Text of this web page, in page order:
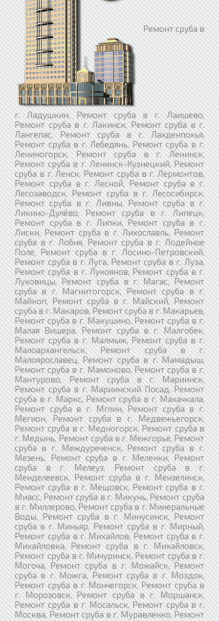
Ремонт сруба в г. Ладушкин, Ремонт сруба в г. Лаишево, Ремонт сруба в г. Лакинск, Ремонт сруба в г. Лангепас, Ремонт сруба в г. Лахденпохья, Ремонт сруба в г. Лебедянь, Ремонт сруба в г. Лениногорск, Ремонт сруба в г. Ленинск, Ремонт сруба в г. Ленинск-Кузнецкий, Ремонт сруба в г. Ленск, Ремонт сруба в г. Лермонтов, Ремонт сруба в г. Лесной, Ремонт сруба в г. Лесозаводск, Ремонт сруба в г. Лесосибирск, Ремонт сруба в г. Ливны, Ремонт сруба в г. Ликино-Дулёво, Ремонт сруба в г. Липецк, Ремонт сруба в г. Липки, Ремонт сруба в г. Лиски, Ремонт сруба в г. Лихославль, Ремонт сруба в г. Лобня, Ремонт сруба в г. Лодейное Поле, Ремонт сруба в г. Лосино-Петровский, Ремонт сруба в г. Луга, Ремонт сруба в г. Луза, Ремонт сруба в г. Лукоянов, Ремонт сруба в г. Луховицы, Ремонт сруба в г. Магас, Ремонт сруба в г. Магнитогорск, Ремонт сруба в г. Майкоп, Ремонт сруба в г. Майский, Ремонт сруба в г. Макаров, Ремонт сруба в г. Макарьев, Ремонт сруба в г. Макушино, Ремонт сруба в г. Малая Вишера, Ремонт сруба в г. Малгобек, Ремонт сруба в г. Малмыж, Ремонт сруба в г. Малоархангельск, Ремонт сруба в г. Малоярославец, Ремонт сруба в г. Мамадыш, Ремонт сруба в г. Мамоново, Ремонт сруба в г. Мантурово, Ремонт сруба в г. Мариинск, Ремонт сруба в г. Мариинский Посад, Ремонт сруба в г. Маркс, Ремонт сруба в г. Махачкала, Ремонт сруба в г. Мглин, Ремонт сруба в г. Мегион, Ремонт сруба в г. Медвежьегорск, Ремонт сруба в г. Медногорск, Ремонт сруба в г. Медынь, Ремонт сруба в г. Межгорье, Ремонт сруба в г. Междуреченск, Ремонт сруба в г. Мезень, Ремонт сруба в г. Меленки, Ремонт сруба в г. Мелеуз, Ремонт сруба в г. Менделеевск, Ремонт сруба в г. Мензелинск, Ремонт сруба в г. Мещовск, Ремонт сруба в г. Миасс, Ремонт сруба в г. Микунь, Ремонт сруба в г. Миллерово, Ремонт сруба в г. Минеральные Воды, Ремонт сруба в г. Минусинск, Ремонт сруба в г. Миньяр, Ремонт сруба в г. Мирный, Ремонт сруба в г. Михайлов, Ремонт сруба в г. Михайловка, Ремонт сруба в г. Михайловск, Ремонт сруба в г. Мичуринск, Ремонт сруба в г. Могоча, Ремонт сруба в г. Можайск, Ремонт сруба в г. Можга, Ремонт сруба в г. Моздок, Ремонт сруба в г. Мончегорск, Ремонт сруба в г. Морозовск, Ремонт сруба в г. Моршанск, Ремонт сруба в г. Мосальск, Ремонт сруба в г. Москва, Ремонт сруба в г. Муравленко, Ремонт сруба в г. Мураши, Ремонт сруба в г. Мурманск, Ремонт сруба в г. Муром, Ремонт сруба в г. Мценск, Ремонт сруба в г. Мыски, Ремонт сруба в г. Мытищи, Ремонт сруба в г. Мышкин, Ремонт сруба в г. Набережные Челны, Ремонт сруба в г. Навашино, Ремонт сруба в г. Наволоки, Ремонт сруба в г. Надым, Ремонт сруба в г. Назарово, Ремонт сруба в г. Назрань, Ремонт сруба в г. Называевск, Ремонт сруба в г. Нальчик, Ремонт сруба в г. Нестеров, Ремонт сруба в г. Нефтегорск, Ремонт сруба в г. Нефтекамск, Ремонт сруба в г. Нефтекумск, Ремонт сруба в г. Нефтеюганск, Ремонт сруба в г. Нея, Ремонт сруба в г. Нижневартовск, Ремонт сруба в г. Нижнекамск, Ремонт сруба в г. Нижнеудинск, Ремонт сруба в г. Нижние Серги, Ремонт сруба в г. Нижний Ломов, Ремонт сруба в г. Нижний Новгород, Ремонт сруба в г. Новокубанск, Ремонт сруба в г. Новокузнецк, Ремонт сруба в г. Новокуйбышевск, Ремонт сруба в г. Новомичуринск, Ремонт сруба в г. Новомосковск, Ремонт сруба в г. Новопавловск, Ремонт сруба в г. Новоржев, Ремонт сруба в г. Новороссийск, Ремонт сруба в г. Новосибирск, Ремонт сруба в г. Новосиль, Ремонт сруба в г. Новосокольники, Ремонт сруба в г. Новотроицк, Ремонт сруба в г. Новоузенск, Ремонт сруба в г. Новоульяновск, Ремонт сруба в г. Нюрба, Ремонт сруба в г. Нягань, Ремонт сруба в г. Нязепетровск, Ремонт сруба в г. Няндома, Ремонт сруба в г. Облучье, Ремонт сруба в г. Обнинск, Ремонт сруба в г. Обоянь, Ремонт сруба в г. Обь, Ремонт сруба в г. Одинцово, Ремонт сруба в г. Озёрск, Ремонт сруба в г. Озёры, Ремонт сруба в г. Октябрьск, Ремонт сруба в г. Октябрьский, Ремонт сруба в г. Окуловка, Ремонт сруба в г. Олёкминск, Ремонт сруба в г. Оленегорск, Ремонт сруба в г. Олонец, Ремонт сруба в г. Омск, Ремонт сруба в г. Омутнинск, Ремонт сруба в г. Онега, Ремонт сруба в г. Опочка, Ремонт сруба в г. Орёл, Ремонт сруба в г. Оренбург, Ремонт сруба в г. Орехово-Зуево, Ремонт сруба в г. Орлов, Ремонт сруба в г. Орск, Ремонт сруба в г. Оса, Ремонт сруба в г. Осинники, Ремонт сруба в г. Осташков, Ремонт сруба в г. Остров, Ремонт сруба в г. Островной, Ремонт сруба в г. Острогожск, Ремонт сруба в г. Отрадное, Ремонт сруба в г. Отрадный, Ремонт сруба в г. Оха, Ремонт сруба в г. Оханск, Ремонт сруба в г. Очёр, Ремонт сруба в г. Павлово, Ремонт сруба в г. Павловск, Ремонт сруба в г. Павловский Посад, Ремонт сруба в г. Палласовка, Ремонт сруба в г. Партизанск, Ремонт сруба в г. Певек, Ремонт сруба в г. Пенза, Ремонт сруба в г. Петухово, Ремонт сруба в г. Петушки, Ремонт сруба в г. Печора, Ремонт сруба в г. Печоры, Ремонт сруба в г. Пикалёво, Ремонт сруба в г. Пионерский, Ремонт сруба в г. Питкяранта, Ремонт сруба в г. Плавск, Ремонт сруба в г. Пласт, Ремонт сруба в г. Плёс, Ремонт сруба в г. Поворино, Ремонт сруба в г. Подольск, Ремонт сруба в г. Подпорожье, Ремонт сруба в г. Покачи, Ремонт сруба в г. Покров, Ремонт сруба в г. Покровск, Ремонт сруба в г. Полевской, Ремонт сруба в г. Полесск, Ремонт сруба в г. Полысаево, Ремонт сруба в г. Полярные Зори, Ремонт сруба в г. Полярный, Ремонт сруба в г. Поронайск, Ремонт сруба в г. Порхов, Ремонт сруба в г. Похвистнево, Ремонт сруба в г. Почеп, Ремонт сруба в г. Починок, Ремонт сруба в г. Пошехонье, Ремонт сруба в г. Правдинск, Ремонт сруба в г. Приволжск, Ремонт сруба в г. Приморск, Ремонт сруба в г. Приморско-Ахтарск, Ремонт сруба в г. Приозерск, Ремонт сруба в г. Прокопьевск, Ремонт сруба в г. Пролетарск, Ремонт сруба в г. Протвино, Ремонт сруба в г. Прохладный, Ремонт сруба в г. Псков, Ремонт сруба в г. Пугачёв, Ремонт сруба в г. Пудож, Ремонт сруба в г. Пустошка, Ремонт сруба в г. Пучеж, Ремонт сруба в г. Пушкино, Ремонт сруба в г. Пущино, Ремонт сруба в г. Пыталово, Ремонт сруба в г. Пыть-Ях, Ремонт сруба в г. Пятигорск, Ремонт сруба в г. Радужный, Ремонт сруба в г. Райчихинск, Ремонт сруба в г. Раменское, Ремонт сруба в г. Рассказово, Ремонт сруба в г. Ревда, Ремонт сруба в г. Реж, Ремонт сруба в г. Реутов, Ремонт сруба в г. Ржев, Ремонт сруба в г. Родники, Ремонт сруба в г. Рославль, Ремонт сруба в г. Россошь, Ремонт сруба в г. Ростов, Ремонт сруба в г. Ростов-на-Дону, Ремонт сруба в г. Рошаль, Ремонт сруба в г. Ртищево, Ремонт сруба в г. Рубцовск, Ремонт сруба в г. Рудня, Ремонт сруба в г. Руза, Ремонт сруба в г. Рузаевка, Ремонт сруба в г. Рыбинск, Ремонт сруба в г. Рыбное, Ремонт сруба в г. Рыльск, Ремонт сруба в г. Ряжск, Ремонт сруба в г. Рязань, Ремонт сруба в г. Саки, Ремонт сруба в г. Салават, Ремонт сруба в г. Салаир, Ремонт сруба в г. Салехард, Ремонт сруба в г. Сальск, Ремонт сруба в г. Самара, Ремонт сруба в г. Санкт-Петербург, Ремонт сруба в г. Саранск, Ремонт сруба в г. Сарапул, Ремонт сруба в г. Саратов, Ремонт сруба в г. Саров, Ремонт сруба в г. Сасово, Ремонт сруба в г. Сатка, Ремонт сруба в г. Сафоново, Ремонт сруба в г. Саяногорск, Ремонт сруба в г. Саянск, Ремонт сруба в г. Светлогорск, Ремонт сруба в г. Светлоград, Ремонт сруба в г. Светлый, Ремонт сруба в г. Светогорск, Ремонт сруба в г. Свирск, Ремонт сруба в г. Свободный, Ремонт сруба в г. Себеж, Ремонт сруба в г. Севастополь, Ремонт сруба в г. Северо-Курильск, Ремонт сруба в г. Северобайкальск, Ремонт сруба в г. Северодвинск, Ремонт сруба в г. Североморск, Ремонт сруба в г. Североуральск, Ремонт сруба в г. Северск, Ремонт сруба в г. Севск, Ремонт сруба в г. Сегежа, Ремонт сруба в г. Сельцо, Ремонт сруба в г. Семёнов, Ремонт сруба в г. Семикаракорск, Ремонт сруба в г. Семилуки, Ремонт сруба в г. Сенгилей, Ремонт сруба в г. Серафимович, Ремонт сруба в г. Сергач, Ремонт сруба в г. Сергиев Посад, Ремонт сруба в г. Сердобск, Ремонт сруба в г. Серов, Ремонт сруба в г. Серпухов, Ремонт сруба в г. Сертолово, Ремонт сруба в г. Сибай, Ремонт сруба в г. Сим, Ремонт сруба в г. Симферополь, Ремонт сруба в г. Сковородино, Ремонт сруба в г. Скопин, Ремонт сруба в г. Славгород, Ремонт сруба в г. Славск, Ремонт сруба в г. Славянск-на-Кубани, Ремонт сруба в г. Сланцы, Ремонт сруба в г. Слободской, Ремонт сруба в г. Слюдянка, Ремонт сруба в г. Смоленск, Ремонт сруба в г. Снежинск, Ремонт сруба в г. Снежногорск, Ремонт сруба в г. Собинка, Ремонт сруба в г. Советск, Ремонт сруба в г. Советская Гавань, Ремонт сруба в г. Спас-Клепики, Ремонт сруба в г. Спасск, Ремонт сруба в г. Спасск-Дальний, Ремонт сруба в г. Спасск-Рязанский, Ремонт сруба в г. Среднеколымск, Ремонт сруба в г. Среднеуральск, Ремонт сруба в г. Сретенск, Ремонт сруба в г. Ставрополь, Ремонт сруба в г. Старая Купавна, Ремонт сруба в г. Старая Русса, Ремонт сруба в г. Старица, Ремонт сруба в г. Стародуб, Ремонт сруба в г. Старый Крым, Ремонт сруба в г. Старый Оскол, Ремонт сруба в г. Стерлитамак, Ремонт сруба в г. Стрежевой, Ремонт сруба в г. Строитель, Ремонт сруба в г. Струнино, Ремонт сруба в г. Ступино, Ремонт сруба в г. Суворов, Ремонт сруба в г. Судак, Ремонт сруба в г. Суджа, Ремонт сруба в г. Судогда, Ремонт сруба в г. Суздаль, Ремонт сруба в г. Суоярви, Ремонт сруба в г. Сураж, Ремонт сруба в г. Сургут, Ремонт сруба в г. Суровикино, Ремонт сруба в г. Сурск, Ремонт сруба в г. Сусуман, Ремонт сруба в г. Сухиничи, Ремонт сруба в г. Сухой Лог, Ремонт сруба в г. Сызрань, Ремонт сруба в г. Сыктывкар, Ремонт сруба в г. Сысерть, Ремонт сруба в г. Сычёвка, Ремонт сруба в г. Сясьстрой, Ремонт сруба в г. Тавда, Ремонт сруба в г. Таганрог, Ремонт сруба в г. Тайга, Ремонт сруба в г. Тайшет, Ремонт сруба в г. Талдом, Ремонт сруба в г. Тамбов, Ремонт сруба в г. Тара, Ремонт сруба в г. Тарко-Сале, Ремонт сруба в г. Таруса, Ремонт сруба в г. Татарск, Ремонт сруба в г. Таштагол, Ремонт сруба в г. Тверь, Ремонт сруба в г. Теберда, Ремонт сруба в г. Тейково, Ремонт сруба в г. Темников, Ремонт сруба в г. Темрюк, Ремонт сруба в г. Терек, Ремонт сруба в г. Тетюши, Ремонт сруба в г. Тимашёвск, Ремонт сруба в г. Тихвин, Ремонт сруба в г. Тихорецк, Ремонт сруба в г